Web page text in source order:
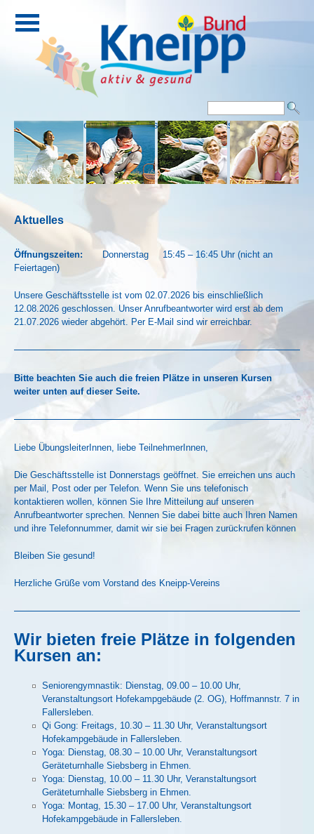
Eingang Kontakt Impressum Downloads
Aktuelles
Öffnungszeiten:
Donnerstag 15:45 – 16:45 Uhr (nicht an
Feiertagen)
Unsere Geschäftsstelle ist vom 02.07.2026 bis einschließlich
12.08.2026 geschlossen. Unser Anrufbeantworter wird erst ab dem
21.07.2026 wieder abgehört. Per E-Mail sind wir erreichbar.
Bitte beachten Sie auch die freien Plätze in unseren Kursen
weiter unten auf dieser Seite.
Liebe ÜbungsleiterInnen, liebe TeilnehmerInnen,
Die Geschäftsstelle ist Donnerstags geöffnet. Sie erreichen uns auch
per Mail, Post oder per Telefon. Wenn Sie uns telefonisch
kontaktieren wollen, können Sie Ihre Mitteilung auf unseren
Anrufbeantworter sprechen. Nennen Sie dabei bitte auch Ihren Namen
und ihre Telefonnummer, damit wir sie bei Fragen zurückrufen können
Bleiben Sie gesund!
Herzliche Grüße vom Vorstand des Kneipp-Vereins
Wir bieten freie Plätze in folgenden
Kursen an:
Seniorengymnastik: Dienstag, 09.00 – 10.00 Uhr,
Veranstaltungsort Hofekampgebäude (2. OG), Hoffmannstr. 7 in
Fallersleben.
Qi Gong: Freitags, 10.30 – 11.30 Uhr, Veranstaltungsort
Hofekampgebäude in Fallersleben.
Yoga: Dienstag, 08.30 – 10.00 Uhr, Veranstaltungsort
Geräteturnhalle Siebsberg in Ehmen.
Yoga: Dienstag, 10.00 – 11.30 Uhr, Veranstaltungsort
Geräteturnhalle Siebsberg in Ehmen.
Yoga: Montag, 15.30 – 17.00 Uhr, Veranstaltungsort
Hofekampgebäude in Fallersleben.